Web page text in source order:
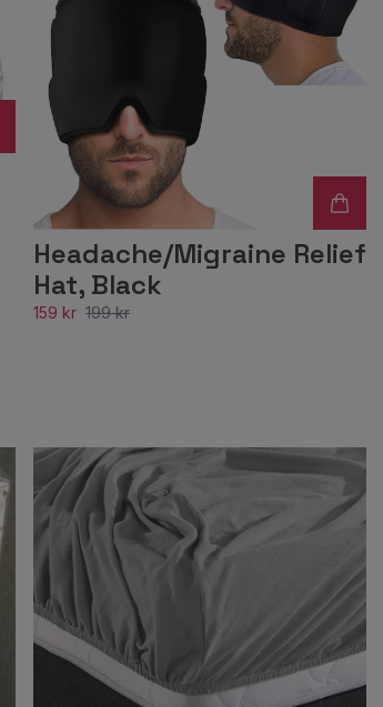
Headache/Migraine Relief
Hat, Black
159 kr 199 kr